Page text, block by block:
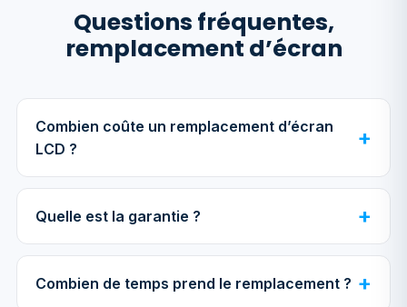
Questions fréquentes,
remplacement d’écran
Combien coûte un remplacement d’écran
LCD ?
Quelle est la garantie ?
Combien de temps prend le remplacement ?